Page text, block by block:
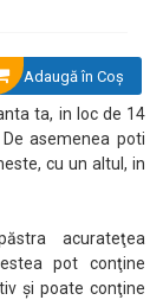
Adaugă în Coş
ta, in loc de 14
De asemenea poti
cu un altul, in
acurateţea
pot conţine
şi poate conţine